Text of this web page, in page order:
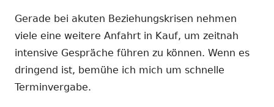
Gerade bei akuten Beziehungskrisen nehmen
viele eine weitere Anfahrt in Kauf, um zeitnah
intensive Gespräche führen zu können. Wenn es
dringend ist, bemühe ich mich um schnelle
Terminvergabe.